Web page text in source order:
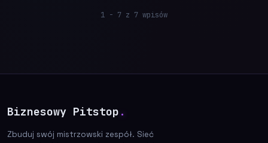
1 - 7 z 7 wpisów
Biznesowy Pitstop .
Zbuduj swój mistrzowski zespół. Sieć